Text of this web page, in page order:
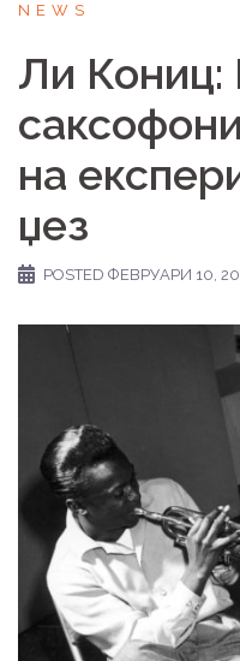
NEWS
Ли Кониц:
на
џез
POSTED ФЕВРУАРИ 10,